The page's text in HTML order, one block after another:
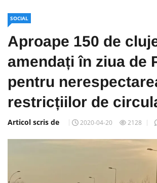
SOCIAL
Aproape 150 de
amendați în ziua de
pentru
restricțiilor de
Articol scris de 2020-04-20 2128